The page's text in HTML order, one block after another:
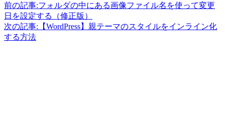
前の記事:フォルダの中にある画像ファイル名を使って変更
日を設定する（修正版）
次の記事: 【WordPress】親テーマのスタイルをインライン化
する方法